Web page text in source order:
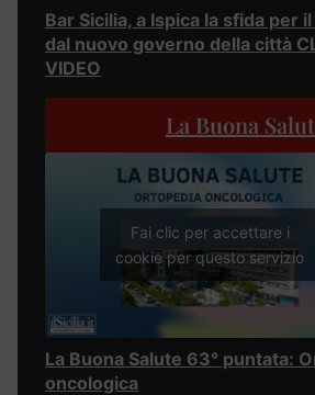
Bar Sicilia, a Ispica la sfida per
dal nuovo governo della città
VIDEO
La Buona
Fai clic per accettare i
cookie per questo servizio
La Buona Salute 63° puntata:
oncologica